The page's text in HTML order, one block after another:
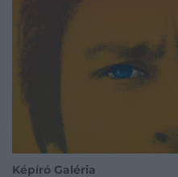
Képíró Galéria